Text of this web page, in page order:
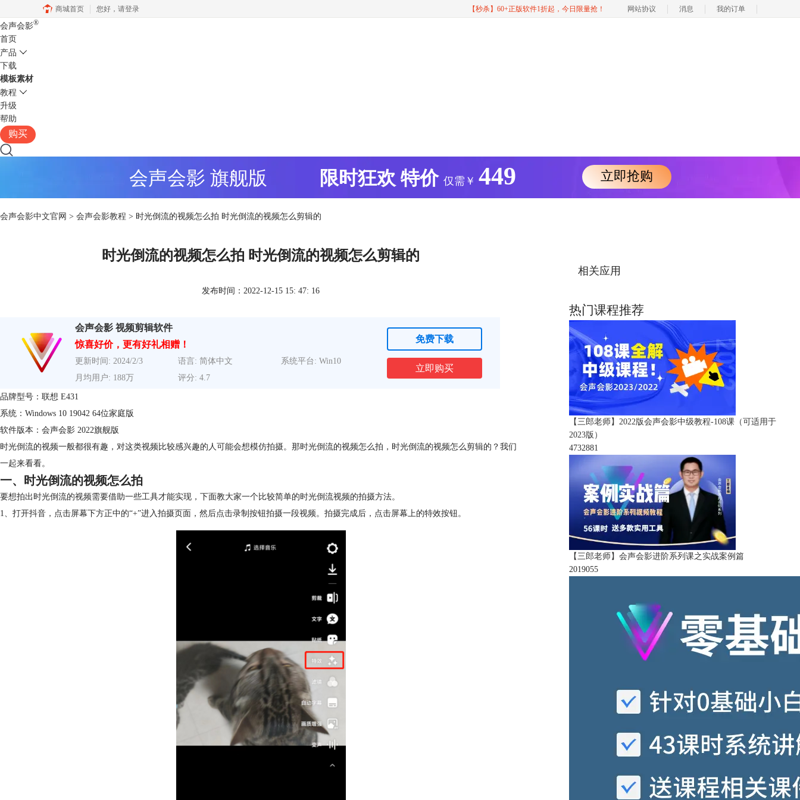
商城首页 您好， 请登录 【秒杀】60+正版软件1折起，今日限量抢！ 网站协议 消息 我的订单
会声会影®
首页
产品
下载
模板素材
教程
升级
帮助
购买
会声会影 旗舰版 限时狂欢 特价 仅需￥ 449 立即抢购
会声会影中文官网 > 会声会影教程 > 时光倒流的视频怎么拍 时光倒流的视频怎么剪辑的
时光倒流的视频怎么拍 时光倒流的视频怎么剪辑的
发布时间：2022-12-15 15: 47: 16
会声会影 视频剪辑软件
惊喜好价，更有好礼相赠！
更新时间: 2024/2/3 语言: 简体中文
系统平台: Win10
月均用户: 188万
评分: 4.7
免费下载
立即购买
品牌型号：联想 E431
系统：Windows 10 19042 64位家庭版
软件版本：会声会影 2022旗舰版
时光倒流的视频一般都很有趣，对这类视频比较感兴趣的人可能会想模仿拍摄。那时光倒流的视频怎么拍，时光倒流的视频怎么剪辑的？我们
一起来看看。
一、时光倒流的视频怎么拍
要想拍出时光倒流的视频需要借助一些工具才能实现，下面教大家一个比较简单的时光倒流视频的拍摄方法。
1、打开抖音，点击屏幕下方正中的“+”进入拍摄页面，然后点击录制按钮拍摄一段视频。拍摄完成后，点击屏幕上的特效按钮。
相关应用
热门课程推荐
【三郎老师】2022版会声会影中级教程-108课（可适用于
2023版）
4732881
【三郎老师】会声会影进阶系列课之实战案例篇
2019055